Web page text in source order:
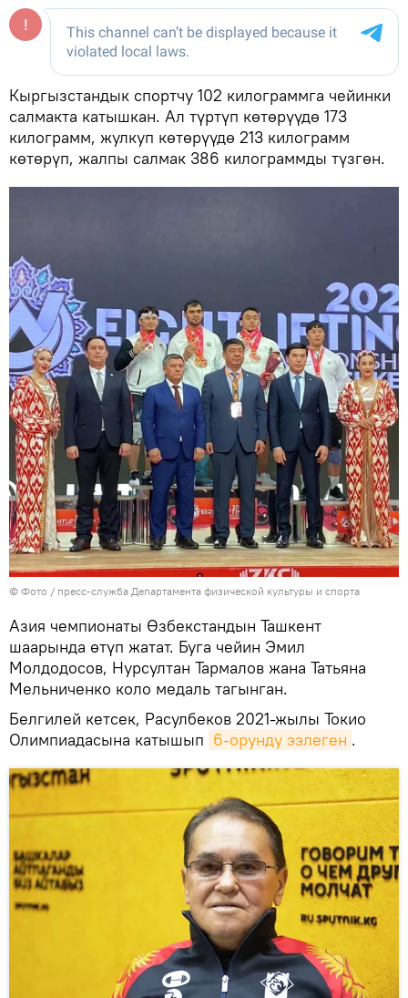
Кыргызстандык спортчу 102 килограммга чейинки
салмакта катышкан. Ал түртүп көтөрүүдө 173
килограмм, жулкуп көтөрүүдө 213 килограмм
көтөрүп, жалпы салмак 386 килограммды түзгөн.
© Фото / пресс-служба Департамента физической культуры и спорта
Азия чемпионаты Өзбекстандын Ташкент
шаарында өтүп жатат. Буга чейин Эмил
Молдодосов, Нурсултан Тармалов жана Татьяна
Мельниченко коло медаль тагынган.
Белгилей кетсек, Расулбеков 2021-жылы Токио
Олимпиадасына катышып 6-орунду ээлеген .